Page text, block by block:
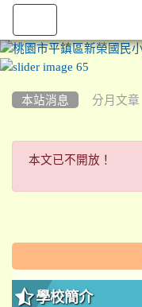
本站消息 分月文章
本文已不開
本文已不開放！
:::
學校簡介